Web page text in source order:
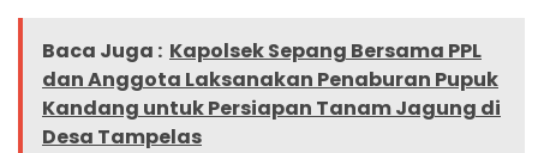
Baca Juga : Kapolsek Sepang Bersama PPL
dan Anggota Laksanakan Penaburan Pupuk
Kandang untuk Persiapan Tanam Jagung di
Desa Tampelas